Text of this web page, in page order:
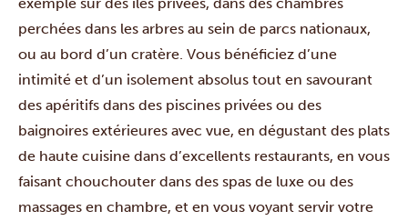
perchées dans les arbres au sein de parcs nationaux,
ou au bord d’un cratère. Vous bénéficiez d’une
intimité et d’un isolement absolus tout en savourant
des apéritifs dans des piscines privées ou des
baignoires extérieures avec vue, en dégustant des plats
de haute cuisine dans d’excellents restaurants, en vous
faisant chouchouter dans des spas de luxe ou des
massages en chambre, et en vous voyant servir votre